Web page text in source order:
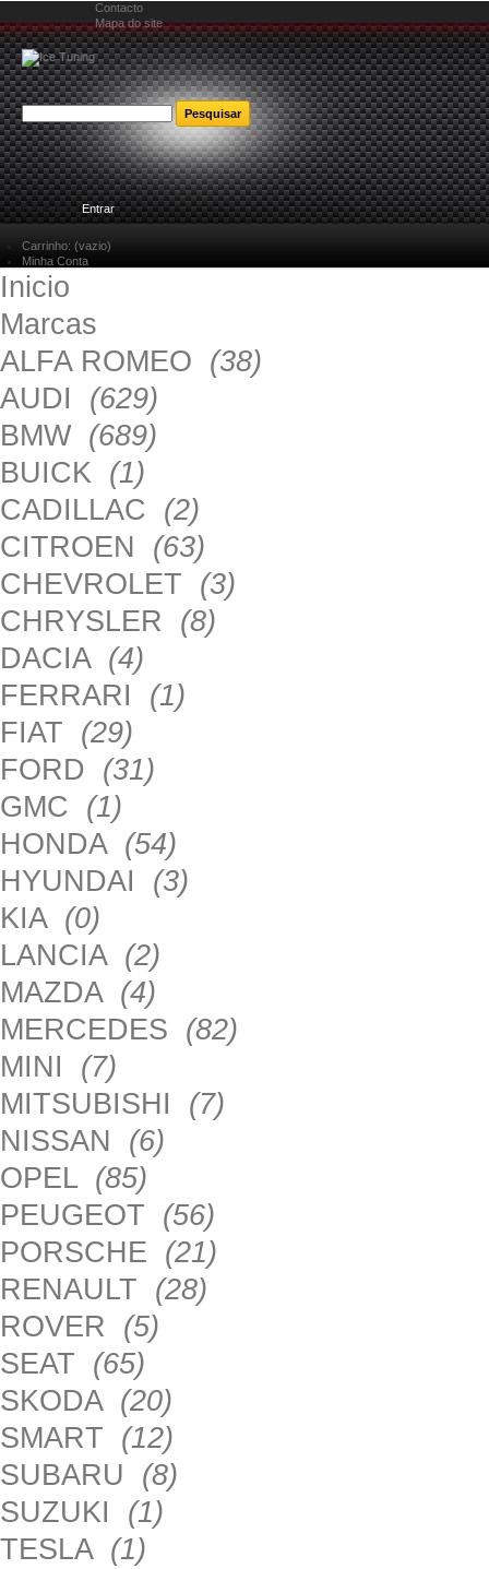
Contacto
Mapa do site
Bem-vindoEntrar
Carrinho: (vazio)
Minha Conta
Inicio
Marcas
ALFA ROMEO (38)
AUDI (629)
BMW (689)
BUICK (1)
CADILLAC (2)
CITROEN (63)
CHEVROLET (3)
CHRYSLER (8)
DACIA (4)
FERRARI (1)
FIAT (29)
FORD (31)
GMC (1)
HONDA (54)
HYUNDAI (3)
KIA (0)
LANCIA (2)
MAZDA (4)
MERCEDES (82)
MINI (7)
MITSUBISHI (7)
NISSAN (6)
OPEL (85)
PEUGEOT (56)
PORSCHE (21)
RENAULT (28)
ROVER (5)
SEAT (65)
SKODA (20)
SMART (12)
SUBARU (8)
SUZUKI (1)
TESLA (1)